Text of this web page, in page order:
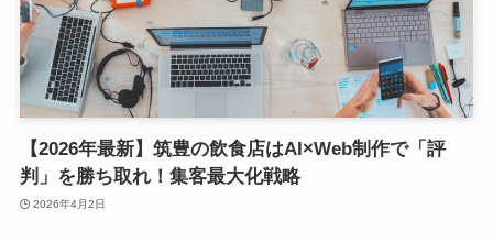
【2026年最新】筑豊の飲食店はAI×Web制作で「評
判」を勝ち取れ！集客最大化戦略
2026年4月2日